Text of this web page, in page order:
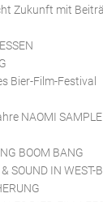
Zukunft mit
Bier-Film-Festival
NAOMI SAMPLE
BOOM BANG
SOUND IN